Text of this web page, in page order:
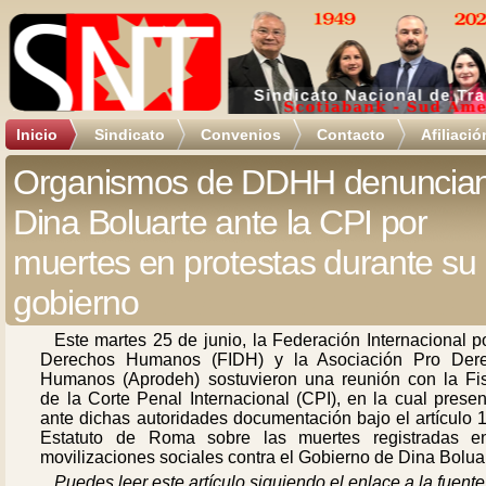
Inicio Sindicato Convenios Contacto
Organismos de DDHH
Dina Boluarte ante la CPI por
muertes en protestas durante su
gobierno
Este martes 25 de junio, la Federación Internacional
Derechos Humanos (FIDH) y la Asociación Pro
Humanos (Aprodeh) sostuvieron una reunión con la
de la Corte Penal Internacional (CPI), en la cual
ante dichas autoridades documentación bajo el artículo
Estatuto de Roma sobre las muertes registradas
movilizaciones sociales contra el Gobierno de Dina
Puedes leer este artículo siguiendo el enlace a la